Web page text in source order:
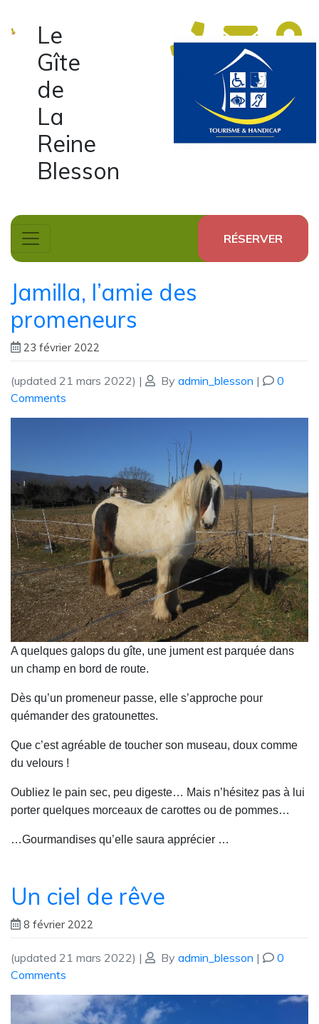
Le
Gîte
de
La
Reine
Blesson
RÉSERVER
Jamilla, l’amie des
promeneurs
23 février 2022
(updated 21 mars 2022) | By admin_blesson |
0
Comments
A quelques galops du gîte, une jument est parquée dans
un champ en bord de route.
Dès qu’un promeneur passe, elle s’approche pour
quémander des gratounettes.
Que c’est agréable de toucher son museau, doux comme
du velours !
Oubliez le pain sec, peu digeste… Mais n’hésitez pas à lui
porter quelques morceaux de carottes ou de pommes…
…Gourmandises qu’elle saura apprécier …
Un ciel de rêve
8 février 2022
(updated 21 mars 2022) | By admin_blesson |
0
Comments